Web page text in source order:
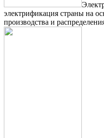
электрификация страны на
производства и